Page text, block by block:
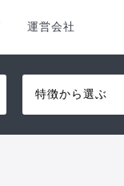
運営会社
特徴から選ぶ